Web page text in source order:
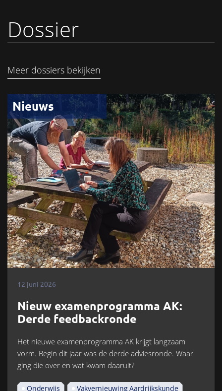
Dossier
Meer dossiers bekijken
Nieuws
12 juni 2026
Nieuw examenprogramma AK:
Derde feedbackronde
Het nieuwe examenprogramma AK krijgt langzaam
vorm. Begin dit jaar was de derde adviesronde. Waar
ging die over en wat kwam daaruit?
Onderwijs Vakvernieuwing Aardrijkskunde